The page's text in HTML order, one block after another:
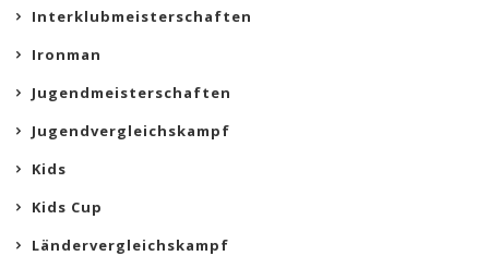
Interklubmeisterschaften
Ironman
Jugendmeisterschaften
Jugendvergleichskampf
Kids
Kids Cup
Ländervergleichskampf